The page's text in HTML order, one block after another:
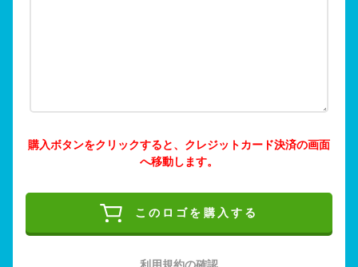
購入ボタンをクリックすると、クレジットカード決済の画面
へ移動します。
このロゴを購入する